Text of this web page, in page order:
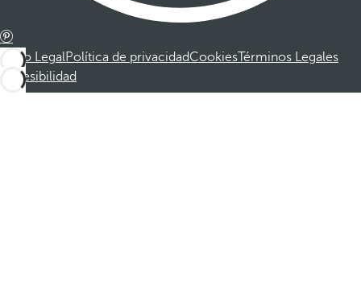
Aviso LegalPolítica de privacidadCookiesTérminos Legales
Accesibilidad